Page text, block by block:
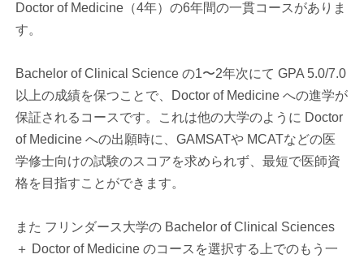
Doctor of Medicine（4年）の6年間の一貫コースがありま
す。
Bachelor of Clinical Science の1〜2年次にて GPA 5.0/7.0
以上の成績を保つことで、Doctor of Medicine への進学が
保証されるコースです。これは他の大学のように Doctor
of Medicine への出願時に、GAMSATや MCATなどの医
学修士向けの試験のスコアを求められず、最短で医師資
格を目指すことができます。
また フリンダース大学の Bachelor of Clinical Sciences
＋ Doctor of Medicine のコースを選択する上でのもう一